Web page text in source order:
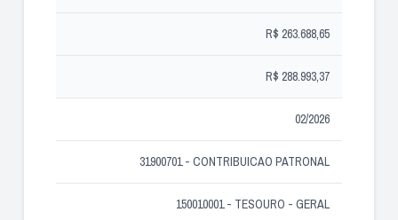
R$ 263.688,65
R$ 288.993,37
02/2026
31900701 - CONTRIBUICAO PATRONAL
150010001 - TESOURO - GERAL